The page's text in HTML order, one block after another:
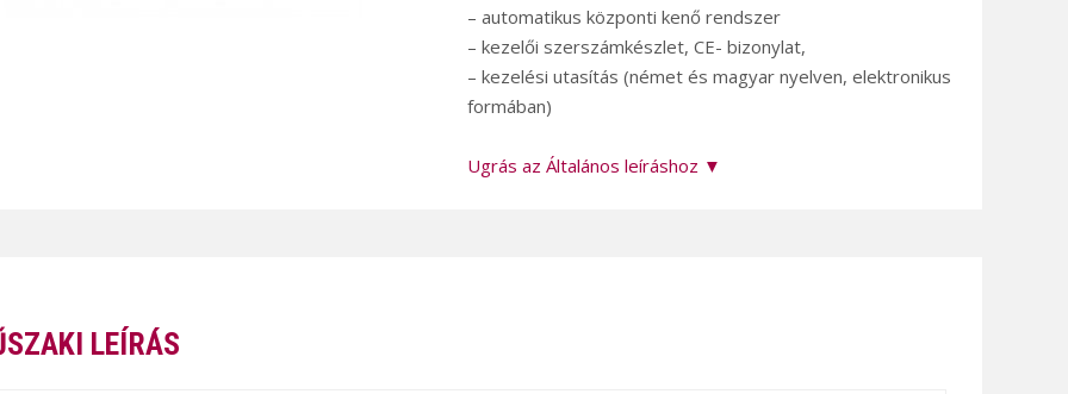
– automatikus központi kenő rendszer
– kezelői szerszámkészlet, CE- bizonylat,
– kezelési utasítás (német és magyar nyelven, elektronikus
formában)
Ugrás az Általános leíráshoz ▼
LEÍRÁS